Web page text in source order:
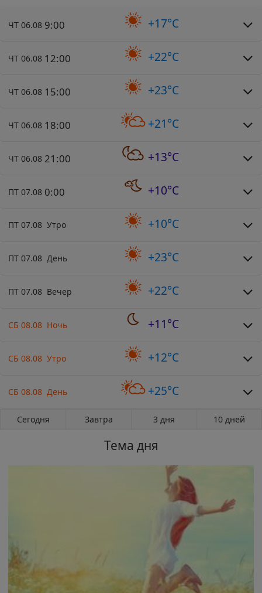
ЧТ 06.08 9:00 +17°C
ЧТ 06.08 12:00 +22°C
ЧТ 06.08 15:00 +23°C
ЧТ 06.08 18:00 +21°C
ЧТ 06.08 21:00 +13°C
ПТ 07.08 0:00 +10°C
ПТ 07.08 Утро +10°C
ПТ 07.08 День +23°C
ПТ 07.08 Вечер +22°C
СБ 08.08 Ночь +11°C
СБ 08.08 Утро +12°C
СБ 08.08 День +25°C
Сегодня Завтра 3 дня 10 дней
Тема дня